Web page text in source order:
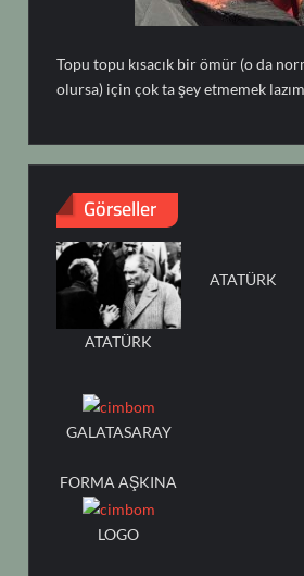
Topu topu kısacık bir ömür (o da
olursa) için çok ta şey etmemek
Görseller
ATATÜRK
ATATÜRK
GALATASARAY
FORMA AŞKINA
LOGO